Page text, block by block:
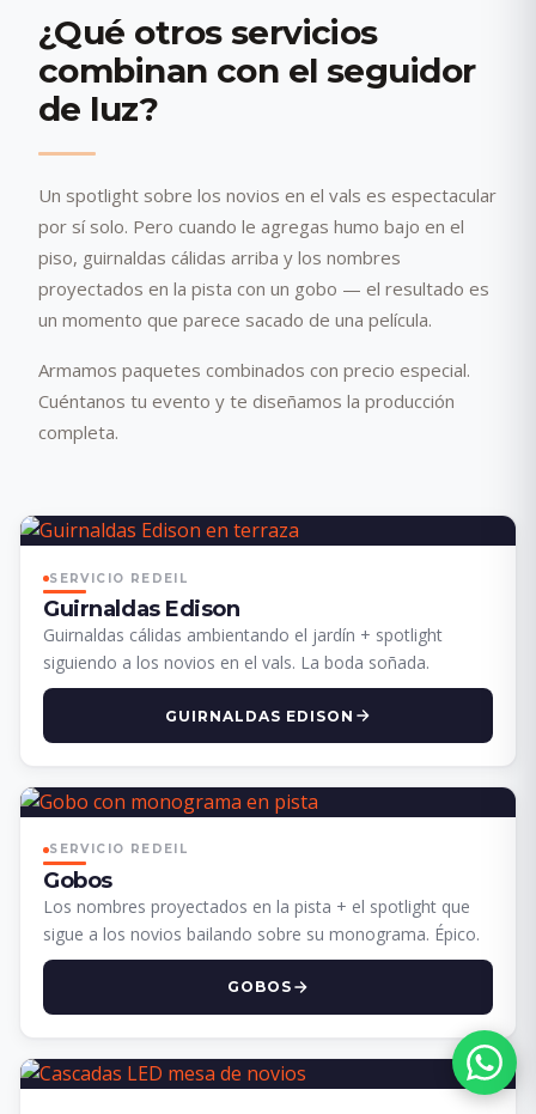
¿Qué otros servicios
combinan con el seguidor
de luz?
Un spotlight sobre los novios en el vals es espectacular
por sí solo. Pero cuando le agregas humo bajo en el
piso, guirnaldas cálidas arriba y los nombres
proyectados en la pista con un gobo — el resultado es
un momento que parece sacado de una película.
Armamos paquetes combinados con precio especial.
Cuéntanos tu evento y te diseñamos la producción
completa.
SERVICIO REDEIL
Guirnaldas Edison
Guirnaldas cálidas ambientando el jardín + spotlight
siguiendo a los novios en el vals. La boda soñada.
GUIRNALDAS EDISON
SERVICIO REDEIL
Gobos
Los nombres proyectados en la pista + el spotlight que
sigue a los novios bailando sobre su monograma. Épico.
GOBOS